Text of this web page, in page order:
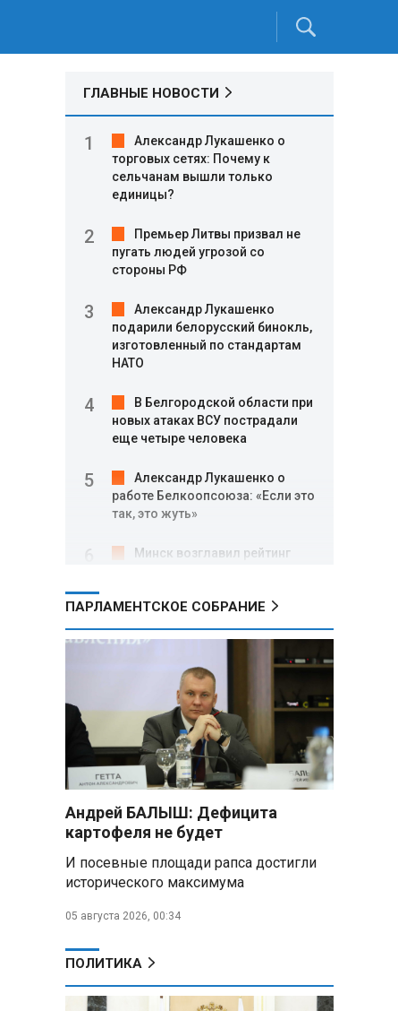
ГЛАВНЫЕ НОВОСТИ
Александр Лукашенко о
торговых сетях: Почему к
сельчанам вышли только
единицы?
Премьер Литвы призвал не
пугать людей угрозой со
стороны РФ
Александр Лукашенко
подарили белорусский бинокль,
изготовленный по стандартам
НАТО
В Белгородской области при
новых атаках ВСУ пострадали
еще четыре человека
Александр Лукашенко о
работе Белкоопсоюза: «Если это
так, это жуть»
Минск возглавил рейтинг
Минобороны РФ: при
освобождении Анискино ВСУ
понесли большие потери, часть
военных сдалась в плен
Александр Лукашенко:
Россияне «услышали батьку» и
скупают пустующие дома в
белорусских деревнях
Алесандр Лукашенко назвал
работу сельской торговли
возмутился «просрочкой и
тухлятиной»
Владимир Путин обсудил с
меры по защите инфраструктуры
ПАРЛАМЕНТСКОЕ СОБРАНИЕ
Андрей БАЛЫШ: Дефицита
картофеля не будет
И посевные площади рапса достигли
исторического максимума
05 августа 2026, 00:34
ПОЛИТИКА